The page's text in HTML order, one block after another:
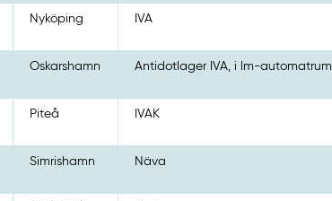
Nyköping IVA
Oskarshamn Antidotlager IVA, i lm-automatrum
Piteå IVAK
Simrishamn Näva